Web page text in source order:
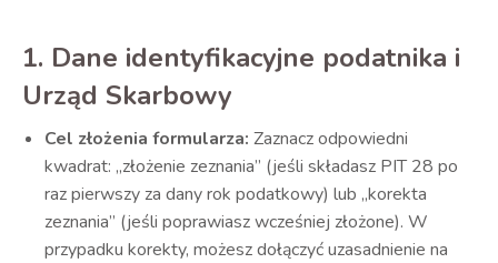
1. Dane identyfikacyjne podatnika i
Urząd Skarbowy
Cel złożenia formularza: Zaznacz odpowiedni
kwadrat: „złożenie zeznania” (jeśli składasz PIT 28 po
raz pierwszy za dany rok podatkowy) lub „korekta
zeznania” (jeśli poprawiasz wcześniej złożone). W
przypadku korekty, możesz dołączyć uzasadnienie na